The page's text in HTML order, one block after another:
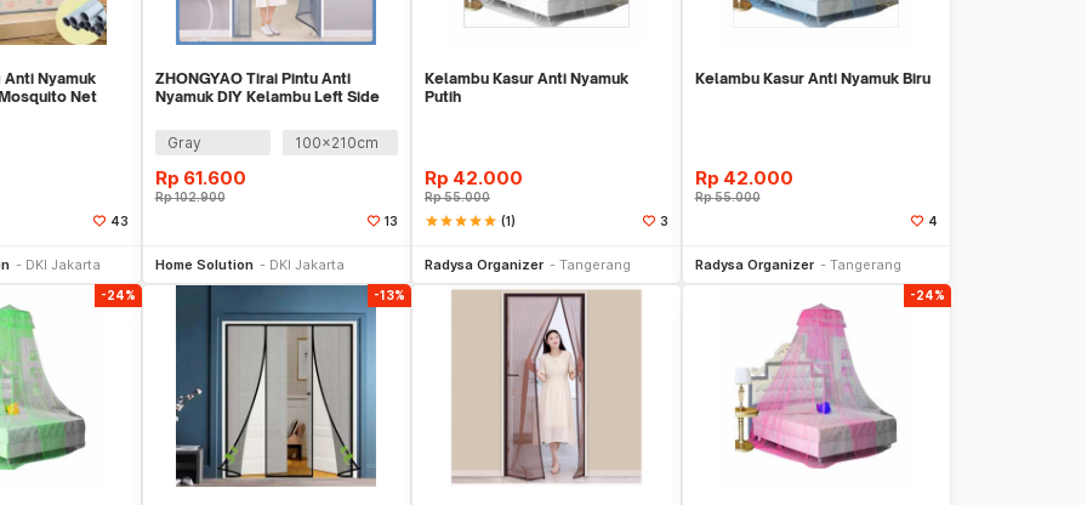
Anti Nyamuk
Net
43
DKI Jakarta
ZHONGYAO Tirai Pintu Anti
Nyamuk DIY Kelambu Left Side
Gray
100x210cm
Rp 61.600
Rp102.900
13
Home Solution DKI Jakarta
Kelambu Kasur Anti Nyamuk
Putih
Rp 42.000
Rp55.000
starstarstarstarstar (1) 3
Radysa Organizer Tangerang
Kelambu Kasur Anti Nyamuk Biru
Rp 42.000
Rp55.000
4
Radysa Organizer Tangerang
-24% -13% -24%